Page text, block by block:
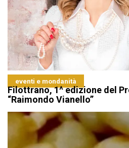
eventi e mondanità
Filottrano, 1^ edizione del
“Raimondo Vianello”